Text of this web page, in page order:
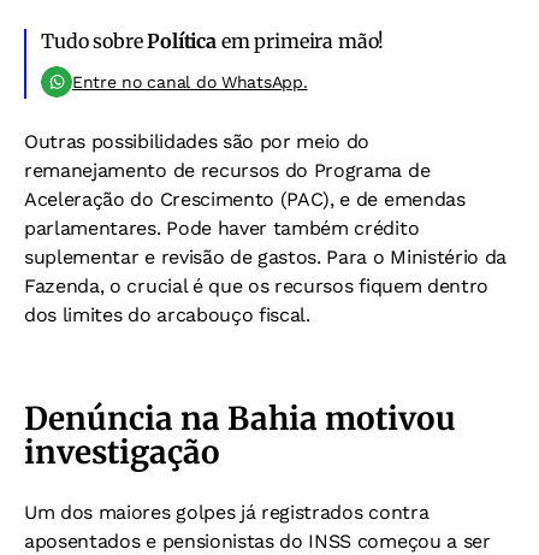
Tudo sobrePolíticaem primeira mão!
Entre no canal do WhatsApp.
Outras possibilidades são por meio do
remanejamento de recursos do Programa de
Aceleração do Crescimento (PAC), e de emendas
parlamentares. Pode haver também crédito
suplementar e revisão de gastos. Para o Ministério da
Fazenda, o crucial é que os recursos fiquem dentro
dos limites do arcabouço fiscal.
Denúncia na Bahia motivou
investigação
Um dos maiores golpes já registrados contra
aposentados e pensionistas do INSS começou a ser